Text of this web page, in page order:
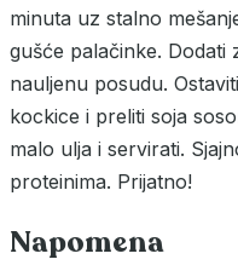
minuta uz stalno
gušće palačinke. Dodati
nauljenu posudu.
kockice i preliti soja
malo ulja i servirati.
proteinima. Prijatno!
Napomena